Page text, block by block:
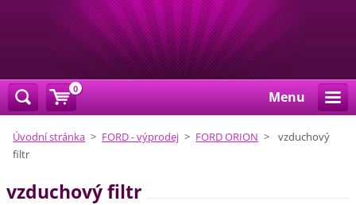
Menu
Úvodní stránka > FORD - výprodej > FORD ORION >
vzduchový
filtr
vzduchový filtr
0